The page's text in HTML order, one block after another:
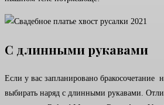
С длинными рукавами
Если у вас запланировано бракосочетание
выбирать наряд с длинными рукавами.